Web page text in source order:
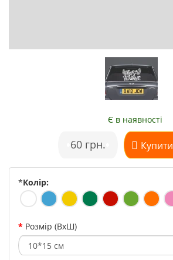
Є в наявності
60 грн. Купити
*Колір:
Розмір (ВхШ)